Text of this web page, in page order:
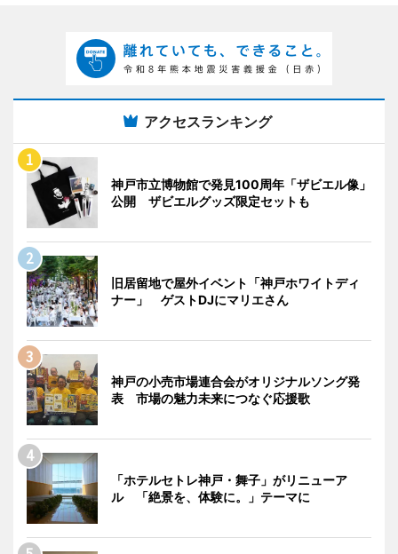
アクセスランキング
神戸市立博物館で発見100周年「ザビエル像」
公開 ザビエルグッズ限定セットも
旧居留地で屋外イベント「神戸ホワイトディ
ナー」 ゲストDJにマリエさん
神戸の小売市場連合会がオリジナルソング発
表 市場の魅力未来につなぐ応援歌
「ホテルセトレ神戸・舞子」がリニューア
ル 「絶景を、体験に。」テーマに